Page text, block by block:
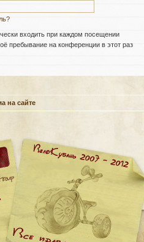
входить при каждом посещении
пребывание на конференции в этот раз
на сайте